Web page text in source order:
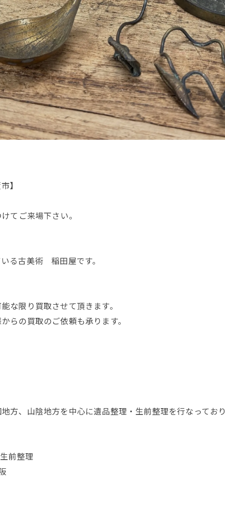
】
てご来場下さい。
る古美術 稲田屋です。
な限り買取させて頂きます。
らの買取のご依頼も承ります。
方、山陰地方を中心に遺品整理・生前整理を行なってお
前整理